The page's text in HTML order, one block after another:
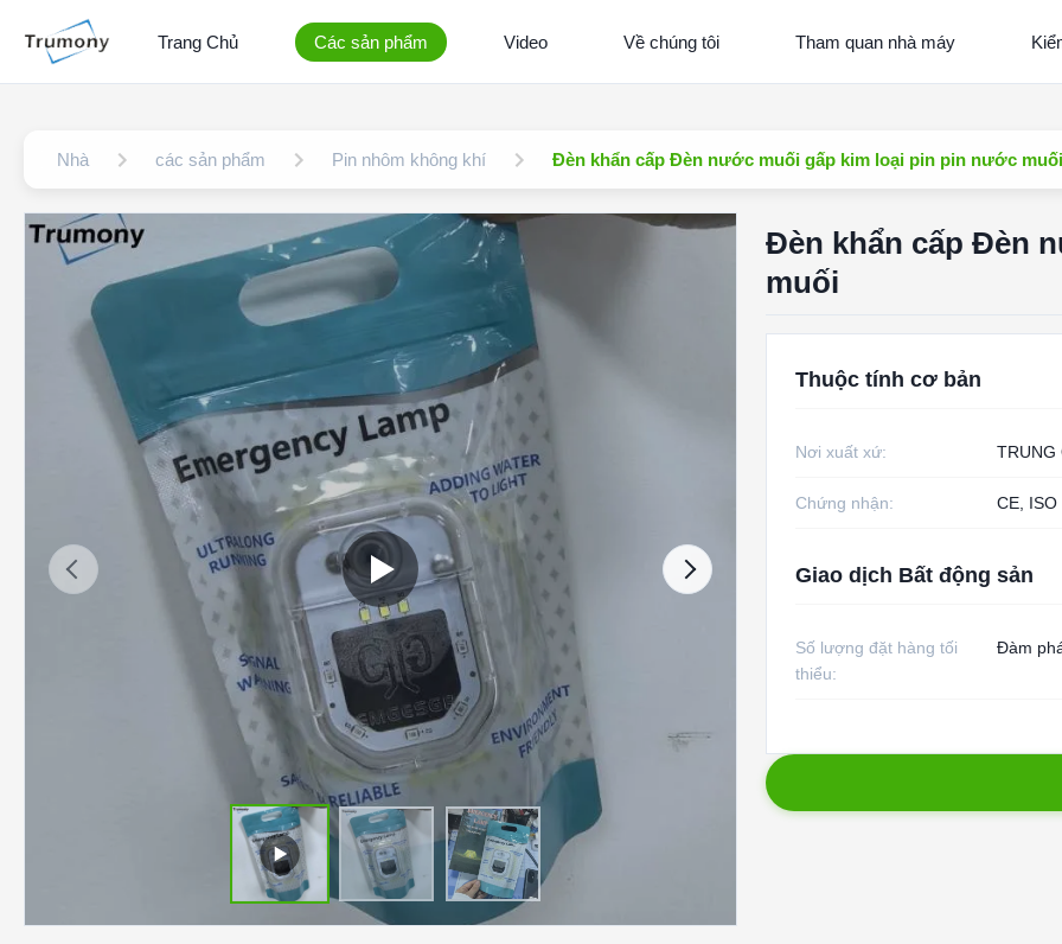
Trang Chủ Các sản phẩm Video Về chúng tôi Tham quan nhà máy
Nhà các sản phẩm Pin nhôm không khí Đèn khẩn cấp Đèn nước muối gấp kim loại pin pin nước muối
Đèn khẩn cấp Đèn
muối
Thuộc tính cơ bản
Nơi xuất xứ: TRUNG
Chứng nhận: CE, ISO
Giao dịch Bất động sản
Số lượng đặt hàng tối
thiểu:
Đàm